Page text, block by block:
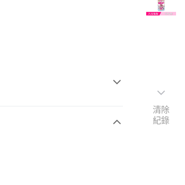
清除
紀錄